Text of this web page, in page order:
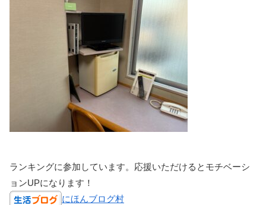
ランキングに参加しています。応援いただけるとモチベーシ
ョンUPになります！
にほんブログ村